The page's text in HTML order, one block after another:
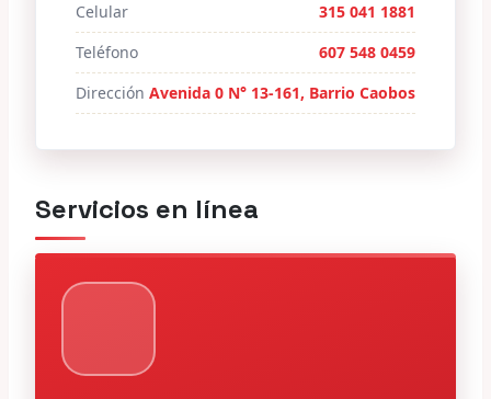
Celular
315 041 1881
Teléfono
607 548 0459
Dirección Avenida 0 N° 13-161, Barrio Caobos
Servicios en línea